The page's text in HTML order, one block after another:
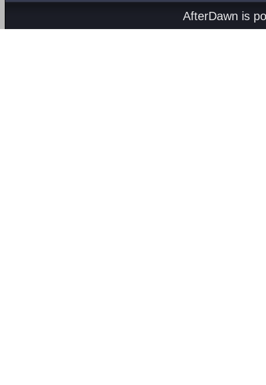
AfterDawn is